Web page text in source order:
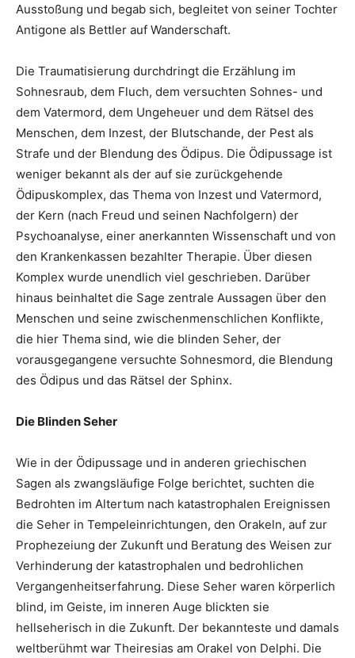
Ausstoßung und begab sich, begleitet von seiner Tochter
Antigone als Bettler auf Wanderschaft.
Die Traumatisierung durchdringt die Erzählung im
Sohnesraub, dem Fluch, dem versuchten Sohnes- und
dem Vatermord, dem Ungeheuer und dem Rätsel des
Menschen, dem Inzest, der Blutschande, der Pest als
Strafe und der Blendung des Ödipus. Die Ödipussage ist
weniger bekannt als der auf sie zurückgehende
Ödipuskomplex, das Thema von Inzest und Vatermord,
der Kern (nach Freud und seinen Nachfolgern) der
Psychoanalyse, einer anerkannten Wissenschaft und von
den Krankenkassen bezahlter Therapie. Über diesen
Komplex wurde unendlich viel geschrieben. Darüber
hinaus beinhaltet die Sage zentrale Aussagen über den
Menschen und seine zwischenmenschlichen Konflikte,
die hier Thema sind, wie die blinden Seher, der
vorausgegangene versuchte Sohnesmord, die Blendung
des Ödipus und das Rätsel der Sphinx.
Die Blinden Seher
Wie in der Ödipussage und in anderen griechischen
Sagen als zwangsläufige Folge berichtet, suchten die
Bedrohten im Altertum nach katastrophalen Ereignissen
die Seher in Tempeleinrichtungen, den Orakeln, auf zur
Prophezeiung der Zukunft und Beratung des Weisen zur
Verhinderung der katastrophalen und bedrohlichen
Vergangenheitserfahrung. Diese Seher waren körperlich
blind, im Geiste, im inneren Auge blickten sie
hellseherisch in die Zukunft. Der bekannteste und damals
weltberühmt war Theiresias am Orakel von Delphi. Die